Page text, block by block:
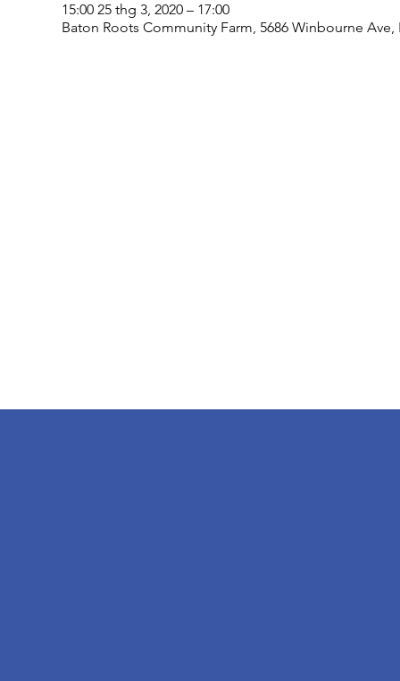
15:00 25 thg 3, 2020 – 17:00
Baton Roots Community Farm, 5686 Winbourne Ave,